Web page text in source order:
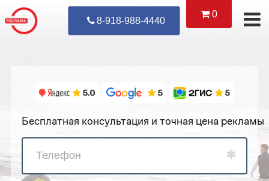
0
8-918-988-4440 Уже
Бесплатная консультация и точная цена рекламы